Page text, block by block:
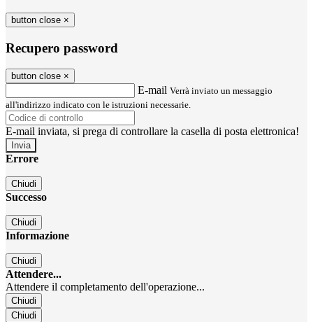
button close ×
Recupero password
button close ×
E-mail Verrà inviato un messaggio
all'indirizzo indicato con le istruzioni necessarie.
E-mail inviata, si prega di controllare la casella di posta elettronica!
Errore
Chiudi
Successo
Chiudi
Informazione
Chiudi
Attendere...
Attendere il completamento dell'operazione...
Chiudi
Chiudi